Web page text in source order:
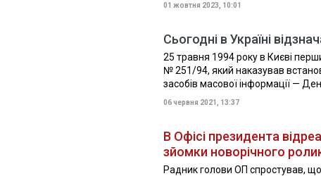
01 жовтня 2023, 10:01
Сьогодні в Україні
25 травня 1994 року в Києві
№ 251/94, який наказував
засобів масової інформації —
06 червня 2021, 13:37
В Офісі президента
зйомки новорічного
Радник голови ОП спростував,